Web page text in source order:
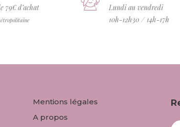
79€ d’achat
Lundi au vendredi
10h-12h30 / 14h-17h
Mentions légales
A propos